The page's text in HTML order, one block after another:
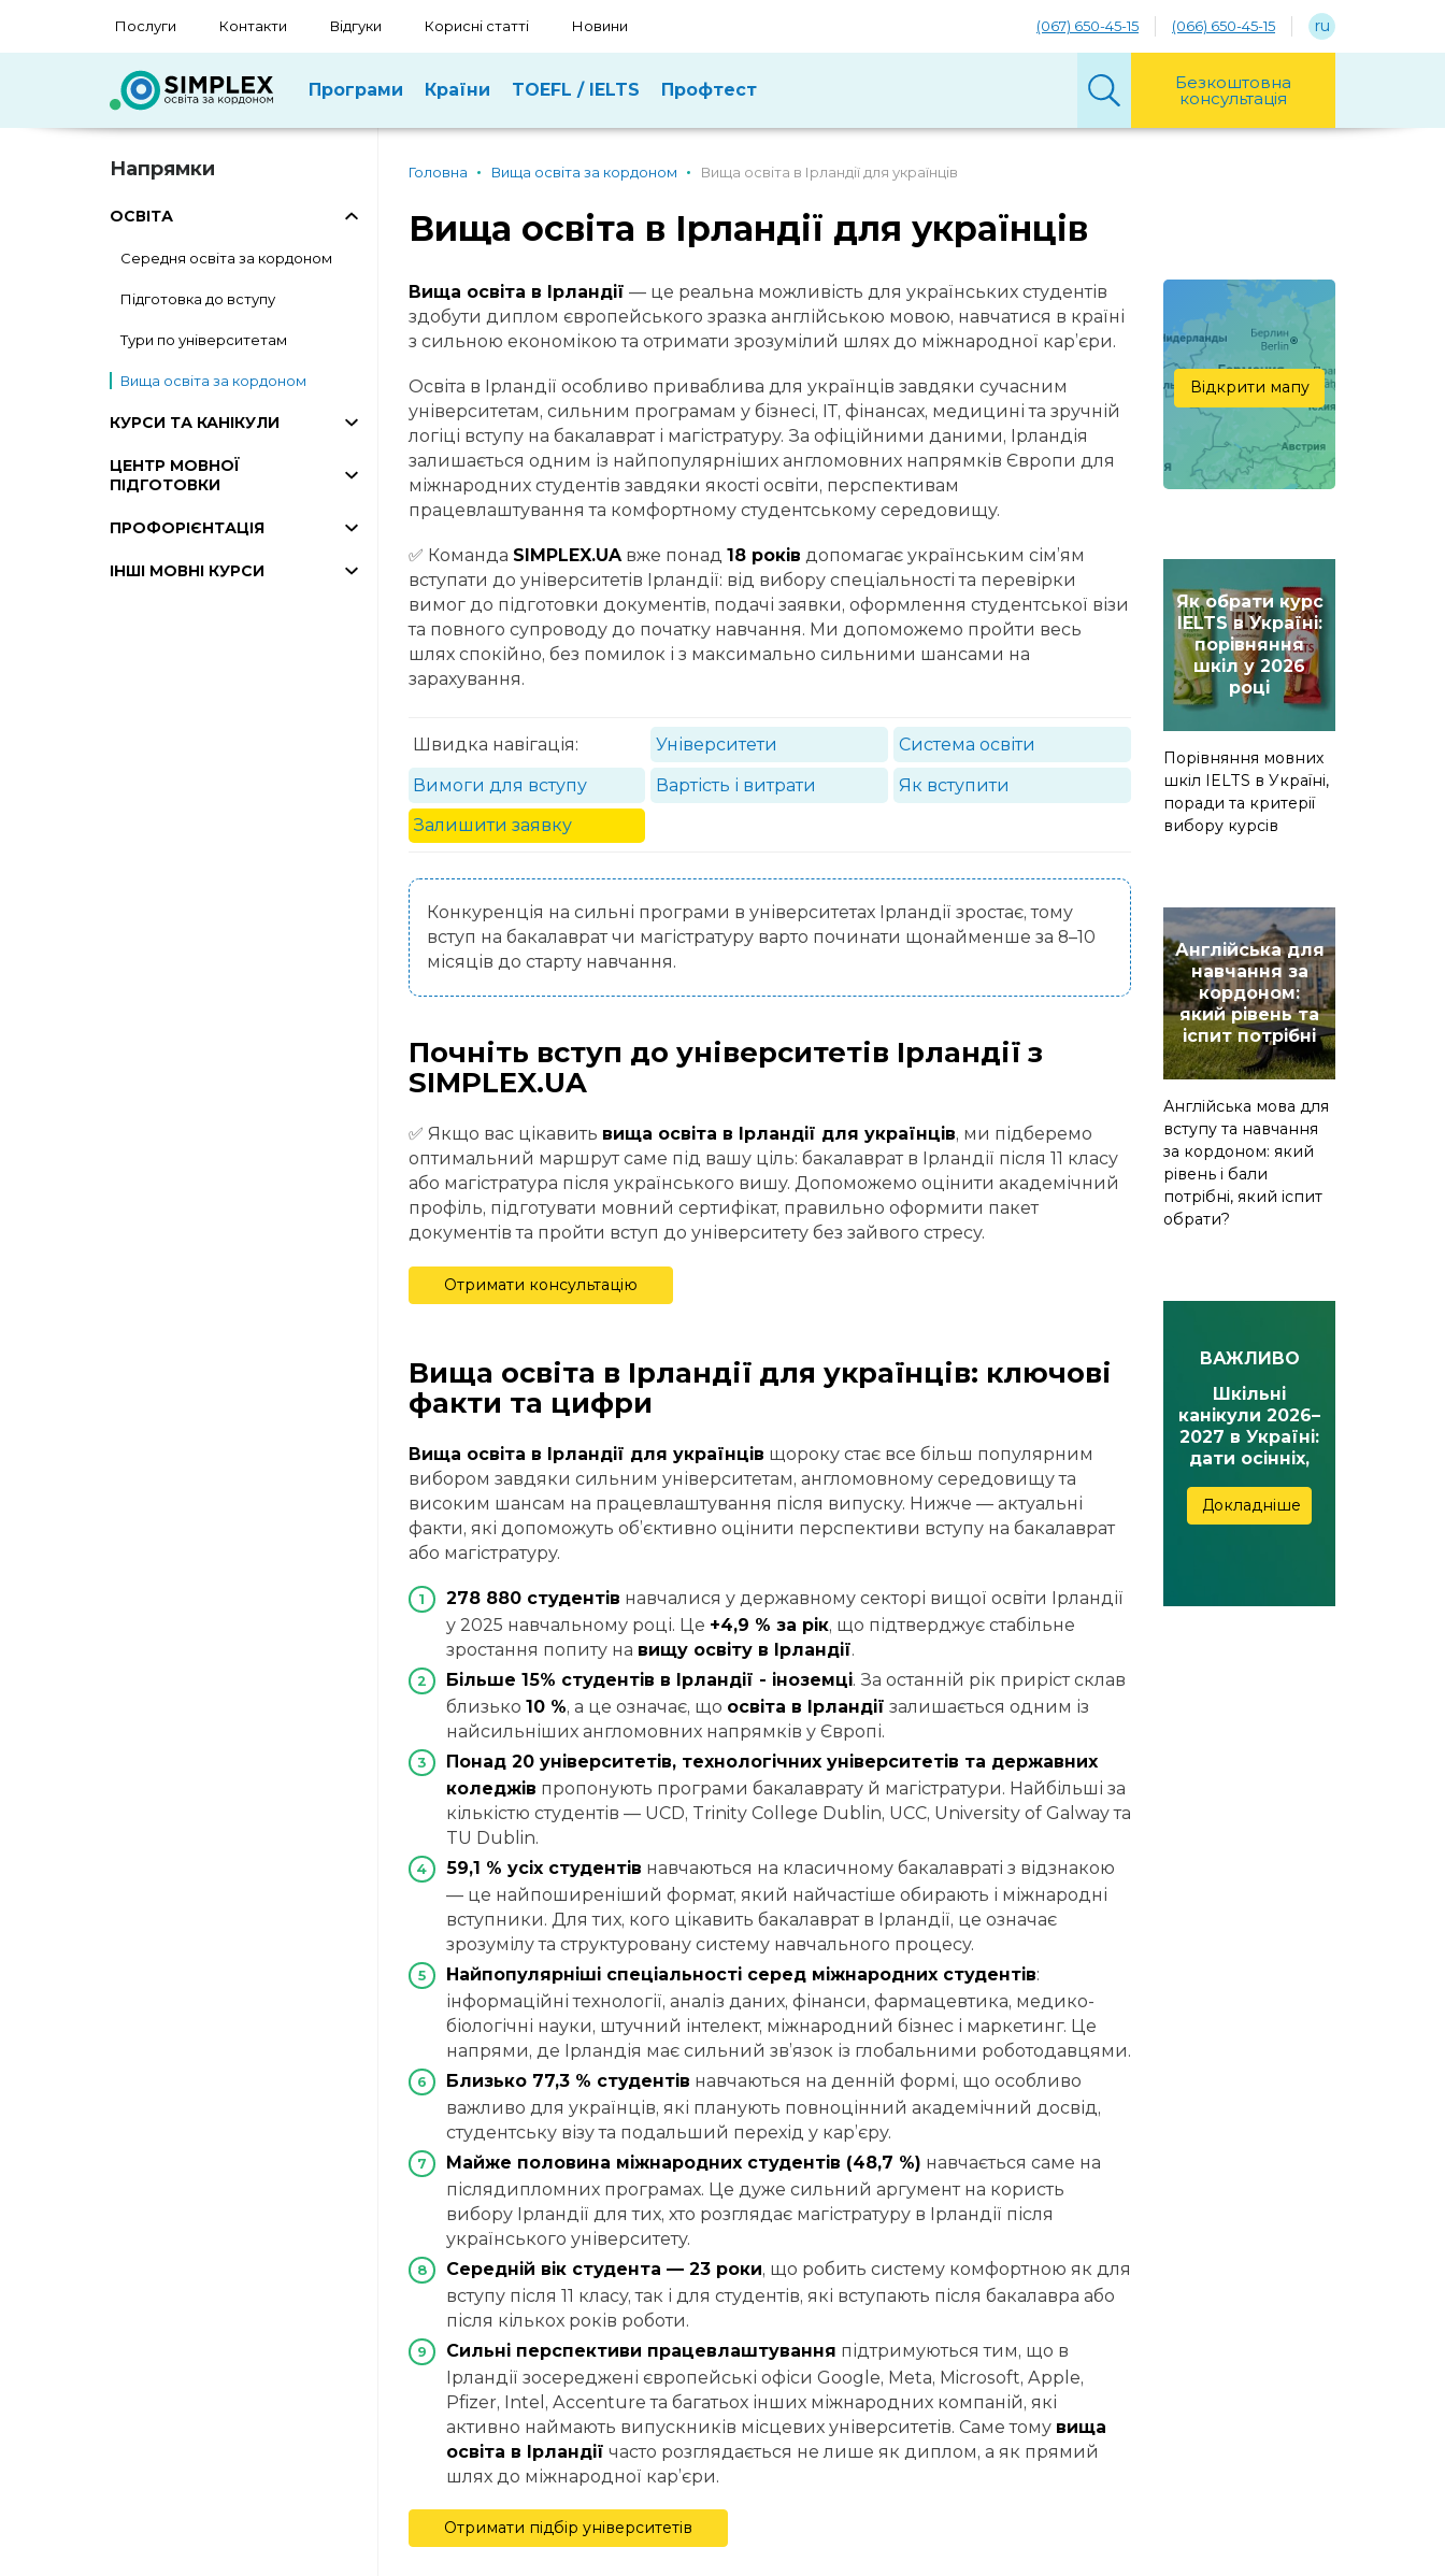
Послуги Контакти Відгуки Корисні статті Новини (067) 650-45-15 (066) 650-45-15 ru
Програми Країни TOEFL / IELTS Профтест Безкоштовна
консультація
Напрямки
ОСВІТА
Середня освіта за кордоном
Підготовка до вступу
Тури по університетам
Вища освіта за кордоном
КУРСИ ТА КАНІКУЛИ
ЦЕНТР МОВНОЇ
ПІДГОТОВКИ
ПРОФОРІЄНТАЦІЯ
ІНШІ МОВНІ КУРСИ
Головна Вища освіта за кордоном Вища освіта в Ірландії для українців
Вища освіта в Ірландії для українців
Вища освіта в Ірландії — це реальна можливість для українських студентів
здобути диплом європейського зразка англійською мовою, навчатися в країні
з сильною економікою та отримати зрозумілий шлях до міжнародної кар’єри.
Освіта в Ірландії особливо приваблива для українців завдяки сучасним
університетам, сильним програмам у бізнесі, ІТ, фінансах, медицині та зручній
логіці вступу на бакалаврат і магістратуру. За офіційними даними, Ірландія
залишається одним із найпопулярніших англомовних напрямків Європи для
міжнародних студентів завдяки якості освіти, перспективам
працевлаштування та комфортному студентському середовищу.
✅ Команда SIMPLEX.UAвже понад 18 років допомагає українським сім’ям
вступати до університетів Ірландії: від вибору спеціальності та перевірки
вимог до підготовки документів, подачі заявки, оформлення студентської візи
та повного супроводу до початку навчання. Ми допоможемо пройти весь
шлях спокійно, без помилок і з максимально сильними шансами на
зарахування.
Швидка навігація: Університети
Система освіти
Вимоги для вступу
Вартість і витрати
Як вступити
Залишити заявку
Конкуренція на сильні програми в університетах Ірландії зростає, тому
вступ на бакалаврат чи магістратуру варто починати щонайменше за 8–10
місяців до старту навчання.
Почніть вступ до університетів Ірландії з
SIMPLEX.UA
✅ Якщо вас цікавить вища освіта в Ірландії для українців, ми підберемо
оптимальний маршрут саме під вашу ціль: бакалаврат в Ірландії після 11 класу
або магістратура після українського вишу. Допоможемо оцінити академічний
профіль, підготувати мовний сертифікат, правильно оформити пакет
документів та пройти вступ до університету без зайвого стресу.
Отримати консультацію
Вища освіта в Ірландії для українців: ключові
факти та цифри
Вища освіта в Ірландії для українців щороку стає все більш популярним
вибором завдяки сильним університетам, англомовному середовищу та
високим шансам на працевлаштування після випуску. Нижче — актуальні
факти, які допоможуть об’єктивно оцінити перспективи вступу на бакалаврат
або магістратуру.
278 880 студентів навчалися у державному секторі вищої освіти Ірландії
у 2025 навчальному році. Це +4,9 % за рік, що підтверджує стабільне
зростання попиту на вищу освіту в Ірландії.
Більше 15% студентів в Ірландії - іноземці. За останній рік приріст склав
близько 10 %, а це означає, що освіта в Ірландії залишається одним із
найсильніших англомовних напрямків у Європі.
Понад 20 університетів, технологічних університетів та державних
коледжів пропонують програми бакалаврату й магістратури. Найбільші за
кількістю студентів — UCD, Trinity College Dublin, UCC, University of Galway та
TU Dublin.
59,1 % усіх студентів навчаються на класичному бакалавраті з відзнакою
— це найпоширеніший формат, який найчастіше обирають і міжнародні
вступники. Для тих, кого цікавить бакалаврат в Ірландії, це означає
зрозумілу та структуровану систему навчального процесу.
Найпопулярніші спеціальності серед міжнародних студентів:
інформаційні технології, аналіз даних, фінанси, фармацевтика, медико-
біологічні науки, штучний інтелект, міжнародний бізнес і маркетинг. Це
напрями, де Ірландія має сильний зв’язок із глобальними роботодавцями.
Близько 77,3 % студентів навчаються на денній формі, що особливо
важливо для українців, які планують повноцінний академічний досвід,
студентську візу та подальший перехід у кар’єру.
Майже половина міжнародних студентів (48,7 %) навчається саме на
післядипломних програмах. Це дуже сильний аргумент на користь
вибору Ірландії для тих, хто розглядає магістратуру в Ірландії після
українського університету.
Середній вік студента — 23 роки, що робить систему комфортною як для
вступу після 11 класу, так і для студентів, які вступають після бакалавра або
після кількох років роботи.
Сильні перспективи працевлаштування підтримуються тим, що в
Ірландії зосереджені європейські офіси Google, Meta, Microsoft, Apple,
Pfizer, Intel, Accenture та багатьох інших міжнародних компаній, які
активно наймають випускників місцевих університетів. Саме тому вища
освіта в Ірландії часто розглядається не лише як диплом, а як прямий
шлях до міжнародної кар’єри.
Отримати підбір університетів
Відкрити мапу
Як обрати курс
IELTS в Україні:
порівняння
шкіл у 2026
році
Порівняння мовних
шкіл IELTS в Україні,
поради та критерії
вибору курсів
Англійська для
навчання за
кордоном:
який рівень та
іспит потрібні
Англійська мова для
вступу та навчання
за кордоном: який
рівень і бали
потрібні, який іспит
обрати?
ВАЖЛИВО
Шкільні
канікули 2026–
2027 в Україні:
дати осінніх,
весняних та
літніх канікул
Докладніше